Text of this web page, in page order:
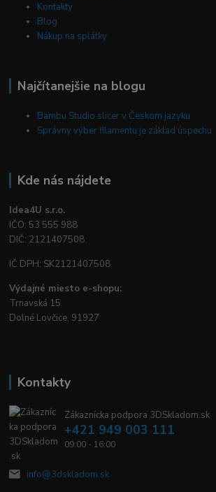
Kontakty
Blog
Nákup na splátky
Najčítanejšie na blogu
Bambu Studio slicer v Českom jazyku
Správny výber filamentu je základ úspechu
Kde nás nájdete
Idea4U s.r.o.
IČO: 53 555 988
DIČ: 2121407508
IČ DPH: SK2121407508
Výdajné miesto e-shopu:
Trnavská 15
Dolné Lovčice, 91927
Kontakty
Zákaznícka podpora 3DSkladom.sk
+421 949 003 111
09:00 - 16:00
info@3dskladom.sk